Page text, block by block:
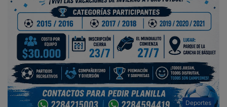
Deportes